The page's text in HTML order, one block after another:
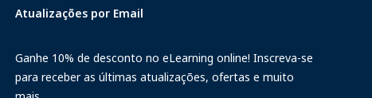
Atualizações por Email
Ganhe 10% de desconto no eLearning online! Inscreva-se
para receber as últimas atualizações, ofertas e muito